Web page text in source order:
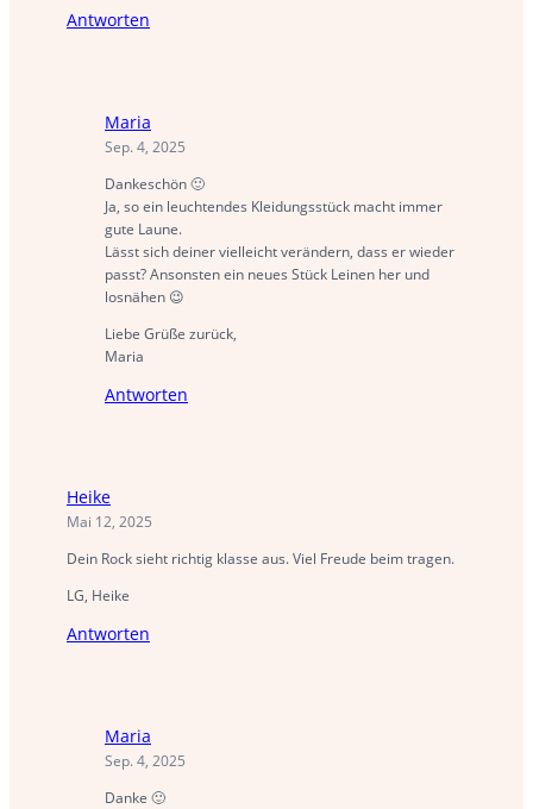
Antworten
Maria
Sep. 4, 2025
Dankeschön 🙂
Ja, so ein leuchtendes Kleidungsstück macht immer
gute Laune.
Lässt sich deiner vielleicht verändern, dass er wieder
passt? Ansonsten ein neues Stück Leinen her und
losnähen 😉
Liebe Grüße zurück,
Maria
Antworten
Heike
Mai 12, 2025
Dein Rock sieht richtig klasse aus. Viel Freude beim tragen.
LG, Heike
Antworten
Maria
Sep. 4, 2025
Danke 🙂